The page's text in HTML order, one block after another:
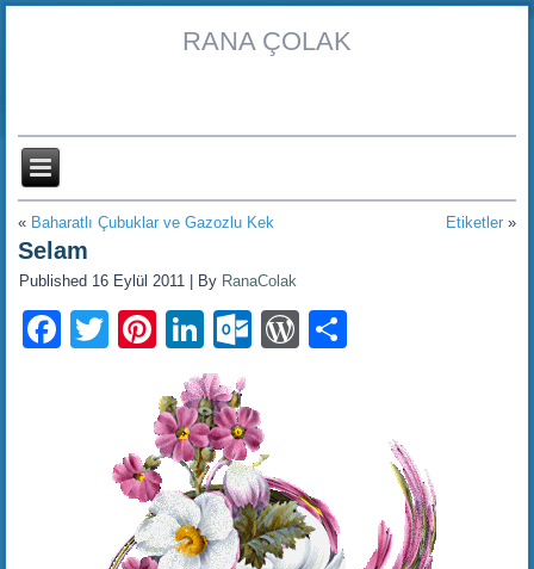
RANA ÇOLAK
« Baharatlı Çubuklar ve Gazozlu Kek Etiketler»
Selam
Published 16 Eylül 2011 By RanaColak
Facebook
TwitterPinterest
LinkedIn
Outlook.com
WordPress